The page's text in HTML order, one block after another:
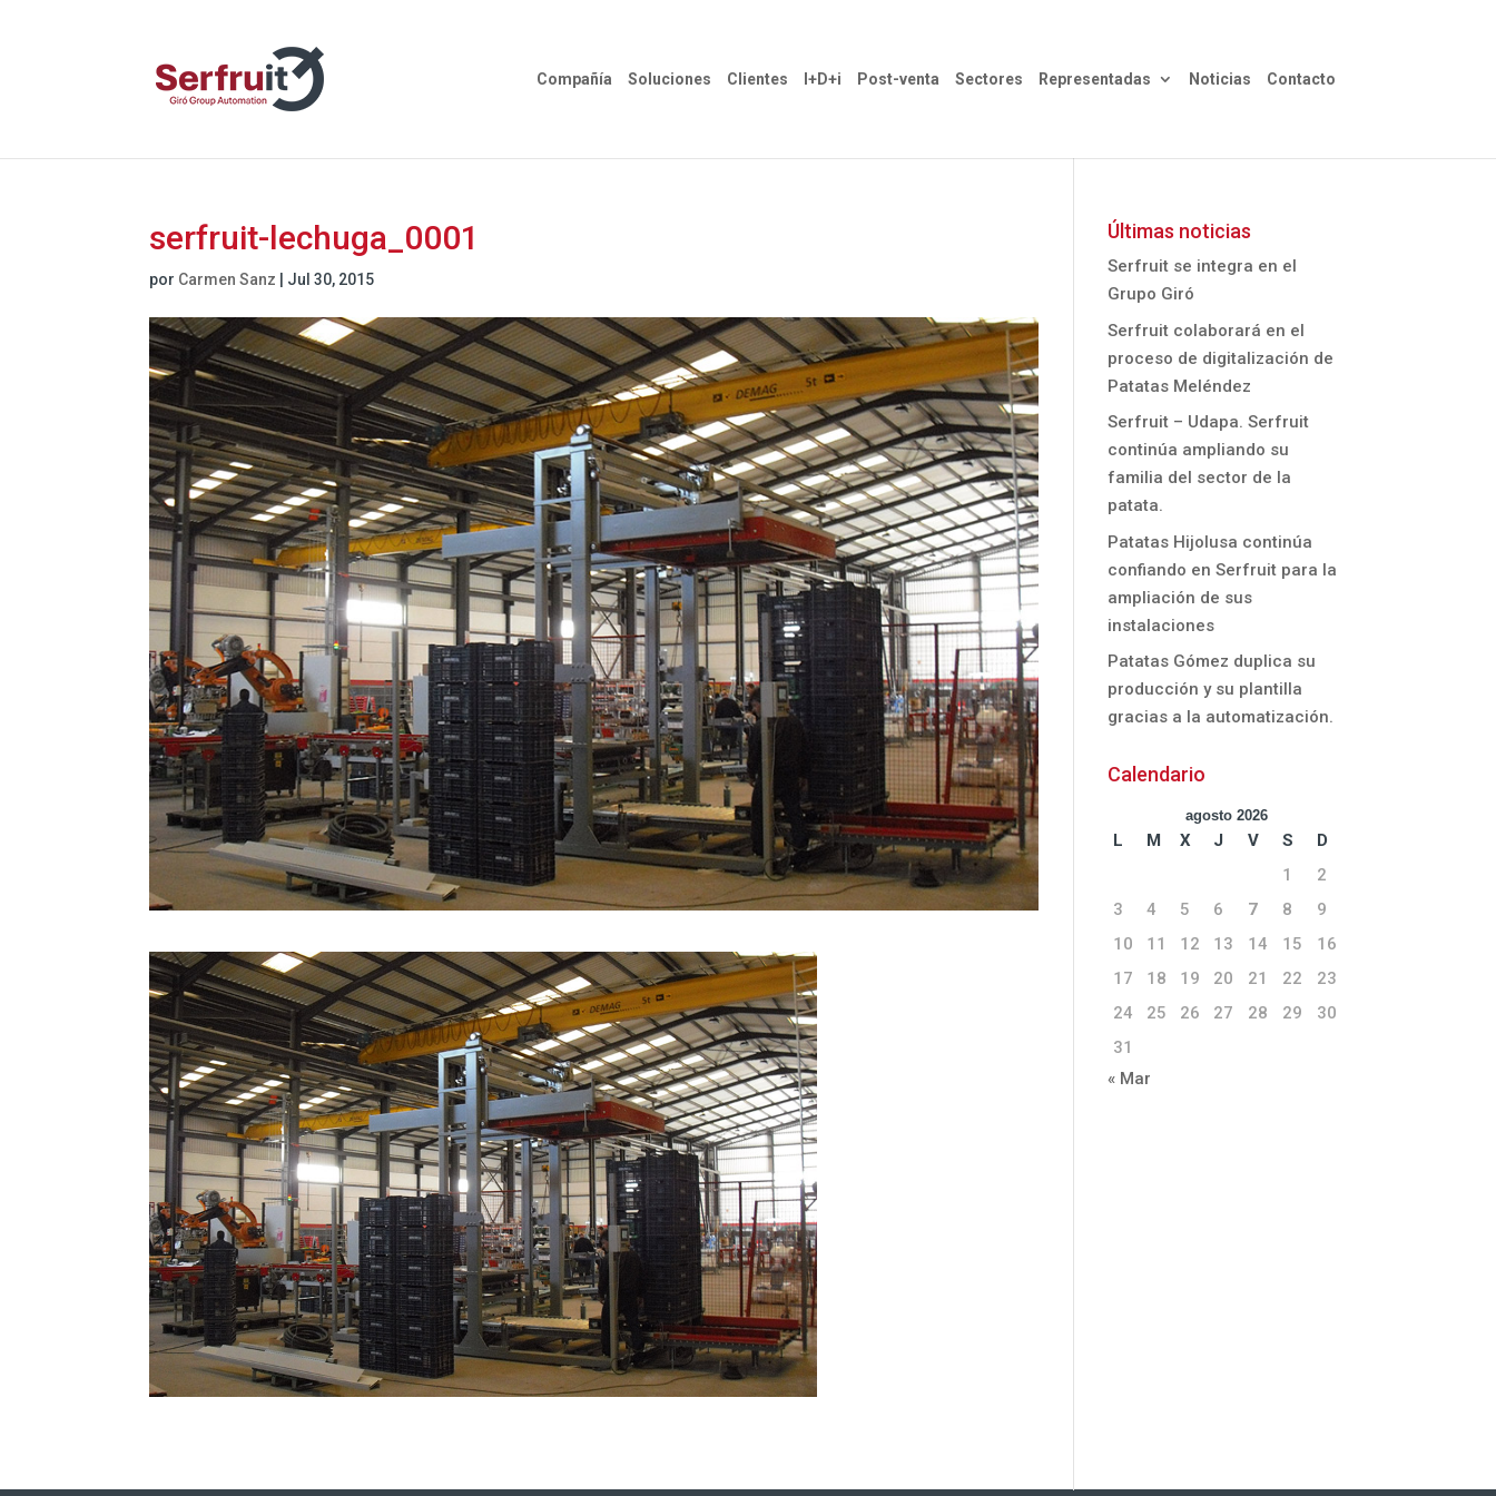
Compañía Soluciones Clientes I+D+i Post-venta Sectores Representadas Noticias Contacto
serfruit-lechuga_0001
por Carmen Sanz Jul 30, 2015
Últimas noticias
Serfruit se integra en el
Grupo Giró
Serfruit colaborará en el
proceso de digitalización de
Patatas Meléndez
Serfruit – Udapa. Serfruit
continúa ampliando su
familia del sector de la
patata.
Patatas Hijolusa continúa
confiando en Serfruit para la
ampliación de sus
instalaciones
Patatas Gómez duplica su
producción y su plantilla
gracias a la automatización.
Calendario
agosto 2026
L M X J V S
D
1
2
3
4 5 6 7 8
9
10
11 12 13 14 15
16
17
18 19 20 21 22
23
24
25 26 27 28 29
30
31
« Mar